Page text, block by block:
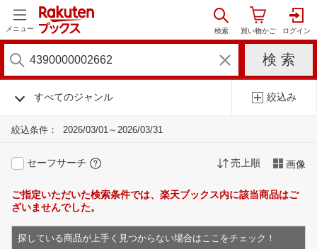
メニュー
すべてのジャンル 絞込み
絞込条件： 2026/03/01～2026/03/31
セーフサーチ 売上順 画像
ご指定いただいた検索条件では、楽天ブックス内に該当商品はご
ざいませんでした。
探している商品が上手く見つからない場合はここをチェック！